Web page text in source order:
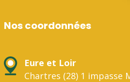
Nos coordonnées
Eure et Loir
Chartres (28) 1 impasse